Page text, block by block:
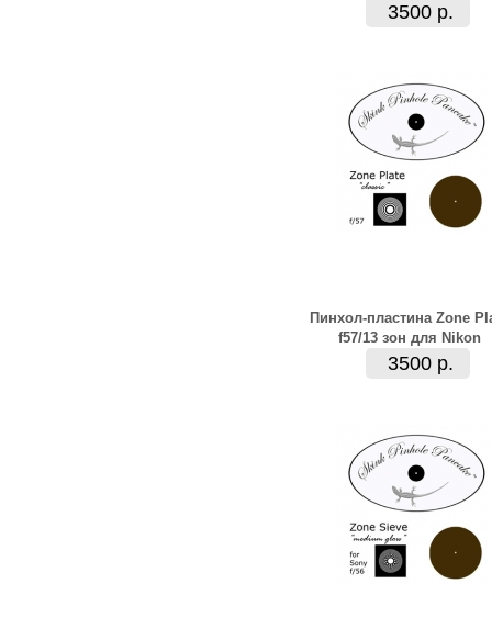
3500 р.
Пинхол-пластина Zone
f57/13 зон для Nikon
3500 р.